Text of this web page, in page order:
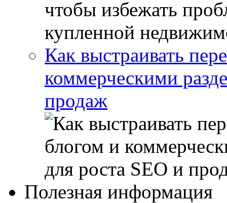
Как выстраивать
коммерческими
продаж
Полезная информация